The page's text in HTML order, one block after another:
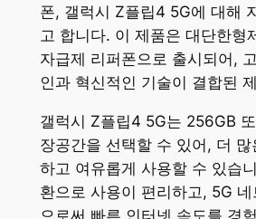
폰, 갤럭시 Z플립4 5G에 대해
고 합니다. 이 제품은 대단한형
자급제 리퍼폰으로 출시되어,
인과 혁신적인 기술이 결합된
갤럭시 Z플립4 5G는 256GB
장공간을 선택할 수 있어, 더
하고 여유롭게 사용할 수 있습
환으로 사용이 편리하고, 5G